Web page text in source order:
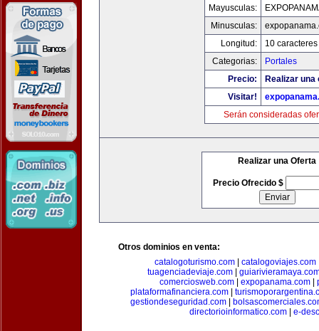
Mayusculas:
Minusculas:
Longitud:
10 caracteres
Categorias:
Portales
Precio:
Realizar una
Visitar!
Serán consideradas
Realizar una Oferta
Precio Ofrecido $
Otros dominios en venta:
catalogoturismo.com
catalogoviajes.com
tuagenciadeviaje.com|
comerciosweb.com
expopanama.com
plataformafinanciera.com
gestiondeseguridad.com
directorioinformatico.com
e-